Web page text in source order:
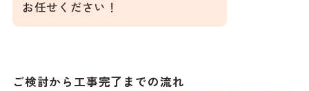
お任せください！
ご検討から工事完了までの流れ